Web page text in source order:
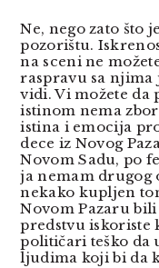
Ne, nego zato što
pozorištu.
na sceni ne
raspravu sa njima
vidi. Vi možete da
istinom nema
istina i emocija
dece iz Novog
Novom Sadu, po
ja nemam drugog
nekako kupljen
Novom Pazaru
predstvu iskoriste
političari teško da
ljudima koji bi da